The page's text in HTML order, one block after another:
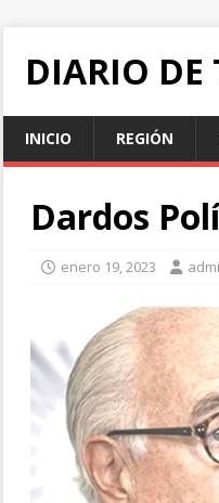
DIARIO DE
INICIO REGIÓN
Dardos
enero 19, 2023